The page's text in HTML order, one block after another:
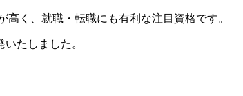
く、就職・転職にも有利な注目資格です。
たしました。